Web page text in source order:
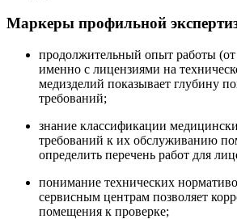
Маркеры профильной
продолжительный опыт работы (от
именно с лицензиями на
медизделий показывает глубину
требований;
знание классификации
требований к их обслуживанию
определить перечень работ для
понимание технических
сервисным центрам позволяет
помещения к проверке;